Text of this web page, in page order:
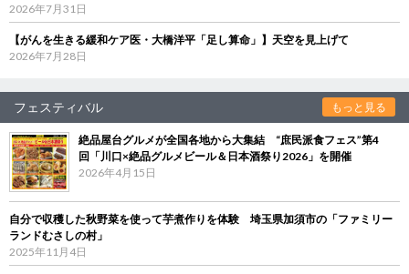
2026年7月31日
【がんを生きる緩和ケア医・大橋洋平「足し算命」】天空を見上げて
2026年7月28日
フェスティバル もっと見る
絶品屋台グルメが全国各地から大集結 “庶民派食フェス”第4
回「川口×絶品グルメビール＆日本酒祭り2026」を開催
2026年4月15日
自分で収穫した秋野菜を使って芋煮作りを体験 埼玉県加須市の「ファミリー
ランドむさしの村」
2025年11月4日